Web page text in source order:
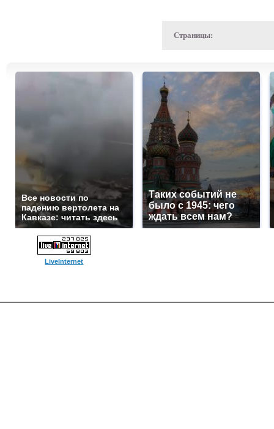
Страницы:
Все новости по
падению вертолета на
Кавказе: читать здесь
Таких событий не
было с 1945: чего
ждать всем нам?
LiveInternet